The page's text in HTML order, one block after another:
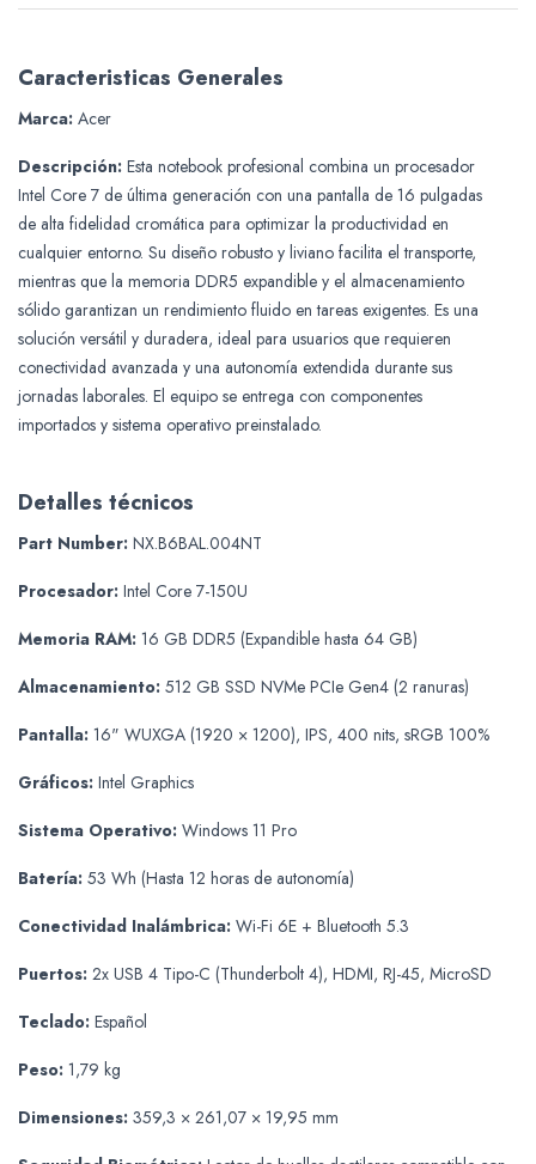
Caracteristicas Generales
Marca: Acer
Descripción: Esta notebook profesional combina un procesador
Intel Core 7 de última generación con una pantalla de 16 pulgadas
de alta fidelidad cromática para optimizar la productividad en
cualquier entorno. Su diseño robusto y liviano facilita el transporte,
mientras que la memoria DDR5 expandible y el almacenamiento
sólido garantizan un rendimiento fluido en tareas exigentes. Es una
solución versátil y duradera, ideal para usuarios que requieren
conectividad avanzada y una autonomía extendida durante sus
jornadas laborales. El equipo se entrega con componentes
importados y sistema operativo preinstalado.
Detalles técnicos
Part Number: NX.B6BAL.004NT
Procesador: Intel Core 7-150U
Memoria RAM: 16 GB DDR5 (Expandible hasta 64 GB)
Almacenamiento: 512 GB SSD NVMe PCIe Gen4 (2 ranuras)
Pantalla: 16" WUXGA (1920 × 1200), IPS, 400 nits, sRGB 100%
Gráficos: Intel Graphics
Sistema Operativo: Windows 11 Pro
Batería: 53 Wh (Hasta 12 horas de autonomía)
Conectividad Inalámbrica: Wi-Fi 6E + Bluetooth 5.3
Puertos: 2x USB 4 Tipo-C (Thunderbolt 4), HDMI, RJ-45, MicroSD
Teclado: Español
Peso: 1,79 kg
Dimensiones: 359,3 × 261,07 × 19,95 mm